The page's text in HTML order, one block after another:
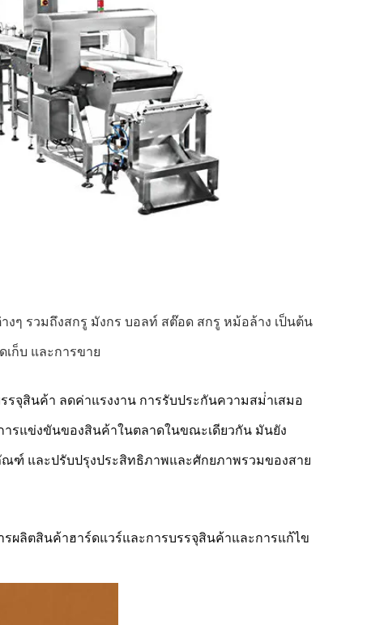
งๆ รวมถึงสกรู มังกร บอลท์ สต๊อด สกรู หม้อล้าง เป็นต้น
ก็บ และการขาย
จุสินค้า ลดค่าแรงงาน การรับประกันความสม่ําเสมอ
รแข่งขันของสินค้าในตลาดในขณะเดียวกัน มันยัง
ฑ์ และปรับปรุงประสิทธิภาพและศักยภาพรวมของสาย
ผลิตสินค้าฮาร์ดแวร์และการบรรจุสินค้าและการแก้ไข